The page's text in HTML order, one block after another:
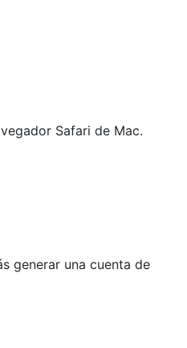
Safari de Mac.
generar una cuenta de